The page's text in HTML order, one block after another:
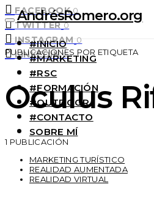
FACEBOOK 0
TWITTER 0
INSTAGRAM 0
LINKEDIN 0
AndrésRomero.org
#INICIO
#MARKETING
#RSC
#FORMACIÓN
#OUTDOOR
#CONTACTO
SOBRE MÍ
PUBLICACIONES POR ETIQUETA
Oculus
1 PUBLICACIÓN
MARKETING TURÍSTICO
REALIDAD AUMENTADA
REALIDAD VIRTUAL